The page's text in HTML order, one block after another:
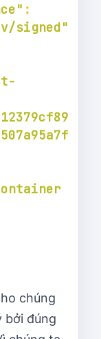
:
signed"
chúng
bởi đúng